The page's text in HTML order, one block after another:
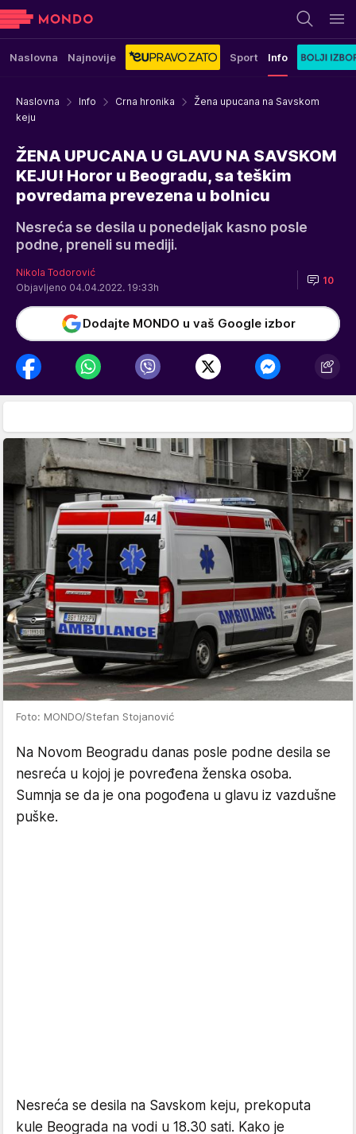
Naslovna Najnovije Sport Info
Naslovna Info Crna hronika
Žena upucana na Savskom
keju
ŽENA UPUCANA U GLAVU NA SAVSKOM
KEJU! Horor u Beogradu, sa teškim
povredama prevezena u bolnicu
Nesreća se desila u ponedeljak kasno posle
podne, preneli su mediji.
Nikola Todorović
Objavljeno 04.04.2022. 19:33h
10
Dodajte MONDO u vaš Google izbor
Foto: MONDO/Stefan Stojanović
Na Novom Beogradu danas posle podne desila se
nesreća u kojoj je povređena ženska osoba.
Sumnja se da je ona pogođena u glavu iz vazdušne
puške.
Nesreća se desila na Savskom keju, prekoputa
kule Beograda na vodi u 18.30 sati. Kako je